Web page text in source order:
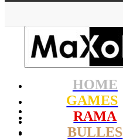
HOME
GAMES
RAMA
BULLES